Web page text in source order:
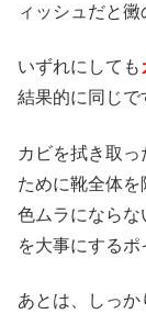
ィッシュだと黴
いずれにしても
結果的に同じで
カビを拭き取
ために靴全体を
色ムラになら
を大事にするポ
あとは、しっ